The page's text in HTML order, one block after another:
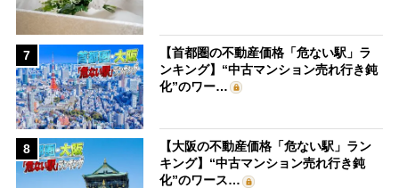
7
【首都圏の不動産価格「危ない駅」ラ
ンキング】“中古マンション売れ行き鈍
化”のワー…
8
【大阪の不動産価格「危ない駅」ラン
キング】“中古マンション売れ行き鈍
化”のワース…